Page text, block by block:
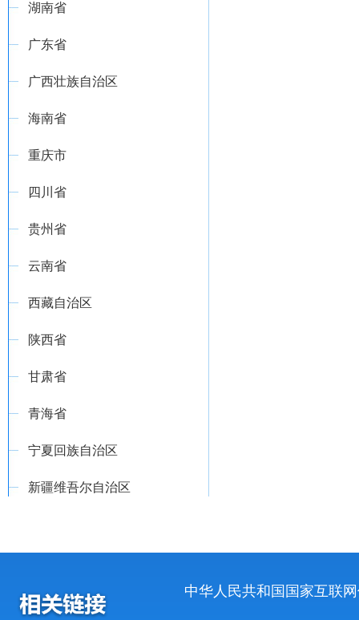
湖南省
广东省
广西壮族自治区
海南省
重庆市
四川省
贵州省
云南省
西藏自治区
陕西省
甘肃省
青海省
宁夏回族自治区
新疆维吾尔自治区
中华人民共和国国家互联